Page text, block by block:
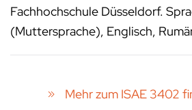
Fachhochschule Düsseldorf.
(Muttersprache), Englisch,
Mehr zum ISAE 3402